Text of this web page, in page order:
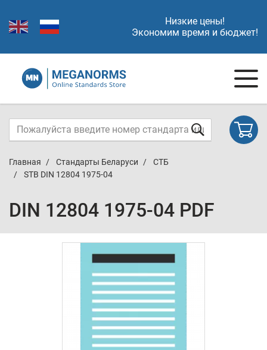
Низкие цены!
Экономим время и бюджет!
Главная Стандарты Беларуси
СТБ
STB DIN 12804 1975-04
DIN 12804 1975-04 PDF